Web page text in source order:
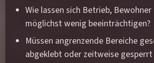
Wie lassen sich Betrieb,
möglichst wenig beeinträchtigen?
Müssen angrenzende Bereiche
abgeklebt oder zeitweise gesperrt